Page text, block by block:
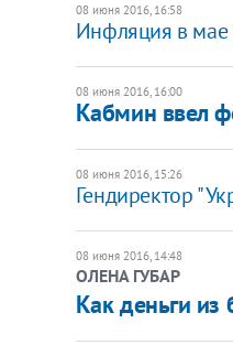
08 июня 2016, 16:58
Инфляция в мае
08 июня 2016, 16:00
Кабмин ввел
08 июня 2016, 15:26
Гендиректор
08 июня 2016, 14:48
ОЛЕНА ГУБАР
Как деньги из